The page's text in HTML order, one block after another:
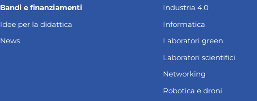
Bandi e finanziamenti
Idee per la didattica
News
Industria 4.0
Informatica
Laboratori green
Laboratori scientifici
Networking
Robotica e droni